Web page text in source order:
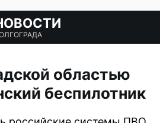
областью
беспилотник